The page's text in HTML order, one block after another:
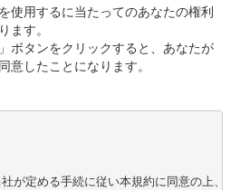
使用するに当たってのあなたの権利
ます。
ボタンをクリックすると、あなたが
意したことになります。
が定める手続に従い本規約に同意の上、入